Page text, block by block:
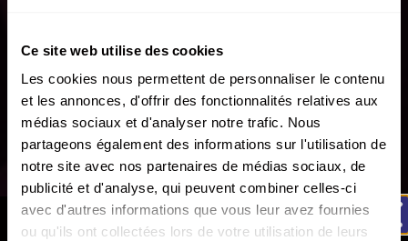
Ce site web utilise des cookies
Les cookies nous permettent de personnaliser le contenu
et les annonces, d'offrir des fonctionnalités relatives aux
médias sociaux et d'analyser notre trafic. Nous
partageons également des informations sur l'utilisation de
notre site avec nos partenaires de médias sociaux, de
publicité et d'analyse, qui peuvent combiner celles-ci
avec d'autres informations que vous leur avez fournies
ou qu'ils ont collectées lors de votre utilisation de leurs
AFTERMOVIE